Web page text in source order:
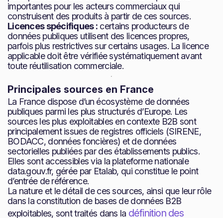
importantes pour les acteurs commerciaux qui
construisent des produits à partir de ces sources.
Licences spécifiques : certains producteurs de
données publiques utilisent des licences propres,
parfois plus restrictives sur certains usages. La licence
applicable doit être vérifiée systématiquement avant
toute réutilisation commerciale.
Principales sources en France
La France dispose d’un écosystème de données
publiques parmi les plus structurés d’Europe. Les
sources les plus exploitables en contexte B2B sont
principalement issues de registres officiels (SIRENE,
BODACC, données foncières) et de données
sectorielles publiées par des établissements publics.
Elles sont accessibles via la plateforme nationale
data.gouv.fr, gérée par Etalab, qui constitue le point
d’entrée de référence.
La nature et le détail de ces sources, ainsi que leur rôle
dans la constitution de bases de données B2B
exploitables, sont traités dans la définition des